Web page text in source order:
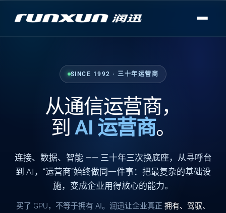
SINCE 1992 · 三十年运营商
从通信运营商，
到 AI 运营商。
连接、 数据、 智能—— 三十年三次换底座，从寻呼台
到 AI，“运营商”始终做同一件事：把最复杂的基础设
施，变成企业用得放心的能力。
买了 GPU，不等于拥有 AI。润迅让企业真正 拥有、驾驭、